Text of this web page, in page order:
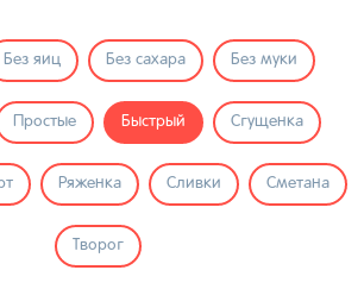
Без яиц Без сахара Без муки
Простые Быстрый Сгущенка
Ряженка Сливки Сметана
Творог